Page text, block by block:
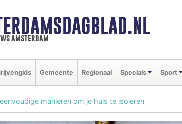
amsterdam
Gemeente Regionaal Specials Sport
manieren om je huis te isoleren